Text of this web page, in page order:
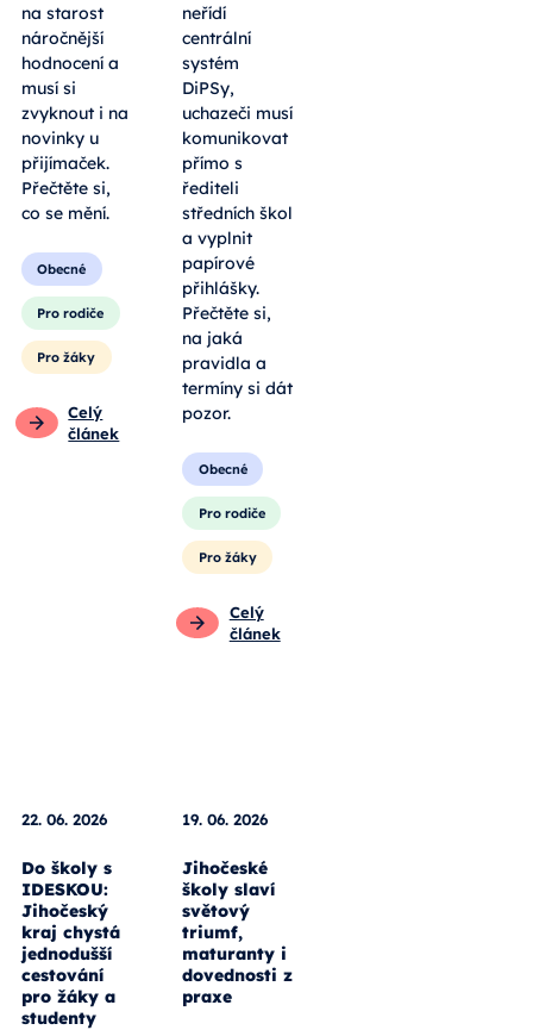
na starost
náročnější
hodnocení a
musí si
zvyknout i na
novinky u
přijímaček.
Přečtěte si,
co se mění.
Obecné
Pro rodiče
Pro žáky
Celý
článek
neřídí
centrální
systém
DiPSy,
uchazeči musí
komunikovat
přímo s
řediteli
středních škol
a vyplnit
papírové
přihlášky.
Přečtěte si,
na jaká
pravidla a
termíny si dát
pozor.
Obecné
Pro rodiče
Pro žáky
Celý
článek
22. 06. 2026
Do školy s
IDESKOU:
Jihočeský
kraj chystá
jednodušší
cestování
pro žáky a
studenty
19. 06. 2026
Jihočeské
školy slaví
světový
triumf,
maturanty i
dovednosti z
praxe